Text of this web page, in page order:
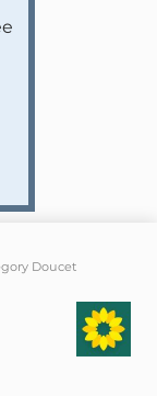
Doucet